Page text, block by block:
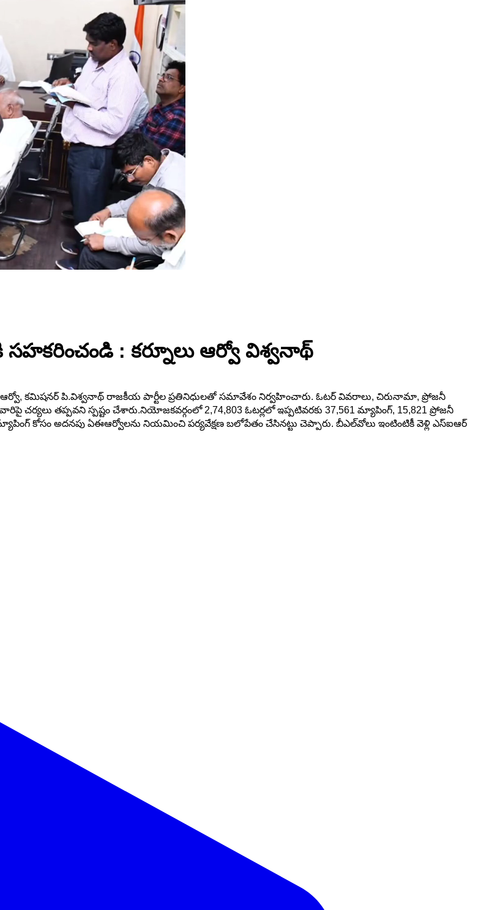
సహకరించండి : కర్నూలు ఆర్వో విశ్వనాథ్
కమిషనర్ పి.విశ్వనాథ్ రాజకీయ పార్టీల ప్రతినిధులతో సమావేశం నిర్వహించారు. ఓటర్ వివరాలు, చిరునామా, ప్రోజనీ
తప్పవని స్పష్టం చేశారు.నియోజకవర్గంలో 2,74,803 ఓటర్లలో ఇప్పటివరకు 37,561 మ్యాపింగ్, 15,821 ప్రోజనీ
కోసం అదనపు ఏఈఆర్వోలను నియమించి పర్యవేక్షణ బలోపేతం చేసినట్టు చెప్పారు. బీఎల్‌వోలు ఇంటింటికీ వెళ్లి ఎస్‌ఐఆర్